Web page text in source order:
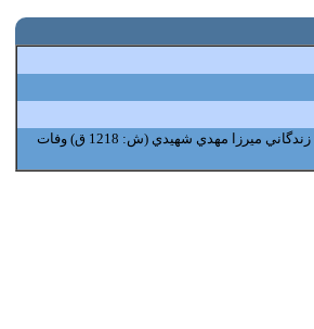
سيد جعفر سبزواري مشهدي خواهرزاده سيد محمدبن ميرشاه قاسم سبزواري امام جمعه مشهد (م 1198 ق). مؤلف در زمان زندگاني ميرزا مهدي شهيدي (ش: 1218 ق) وفات